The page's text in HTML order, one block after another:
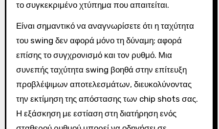
το συγκεκριμένο χτύπημα που απαιτείται.
Είναι σημαντικό να αναγνωρίσετε ότι η ταχύτητα
του swing δεν αφορά μόνο τη δύναμη; αφορά
επίσης το συγχρονισμό και τον ρυθμό. Μια
συνεπής ταχύτητα swing βοηθά στην επίτευξη
προβλέψιμων αποτελεσμάτων, διευκολύνοντας
την εκτίμηση της απόστασης των chip shots σας.
Η εξάσκηση με εστίαση στη διατήρηση ενός